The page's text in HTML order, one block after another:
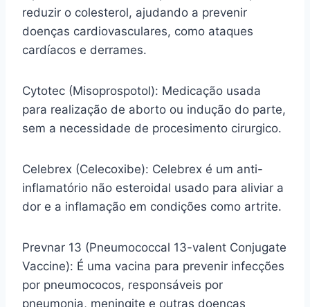
reduzir o colesterol, ajudando a prevenir
doenças cardiovasculares, como ataques
cardíacos e derrames.
Cytotec (Misoprospotol): Medicação usada
para realização de aborto ou indução do parte,
sem a necessidade de procesimento cirurgico.
Celebrex (Celecoxibe): Celebrex é um anti-
inflamatório não esteroidal usado para aliviar a
dor e a inflamação em condições como artrite.
Prevnar 13 (Pneumococcal 13-valent Conjugate
Vaccine): É uma vacina para prevenir infecções
por pneumococos, responsáveis por
pneumonia, meningite e outras doenças